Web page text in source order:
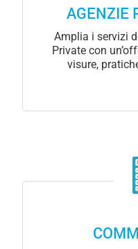
AGENZIE
Amplia i servizi
Private con
visure,